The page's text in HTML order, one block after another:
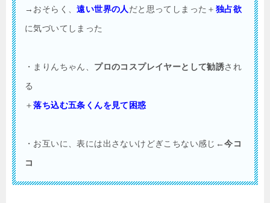
→おそらく、遠い世界の人だと思ってしまった＋ 独占欲
に気づいてしまった
・まりんちゃん、 プロのコスプレイヤーとして勧誘され
る
＋落ち込む五条くんを見て困惑
・お互いに、表には出さないけどぎこちない感じ ←今コ
コ